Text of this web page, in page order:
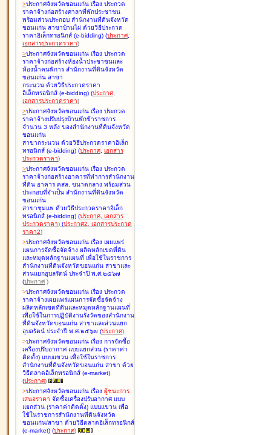
>ประกาศจังหวัดขอนแก่น เรื่อง ประกวด
ราคาจ้างก่อสร้างศาลาที่พักประชาชน
พร้อมส่วนประกอบ สำนักงานที่ดินจังหวัด
ขอนแก่น สาขาบ้านไผ่ ด้วยวิธีประกวด
ราคาอิเล็กทรอนิกส์ (e-bidding) (ประกาศ,
เอกสารประกวดราคา)
>ประกาศจังหวัดขอนแก่น เรื่อง ประกวด
ราคาจ้างก่อสร้างห้องน้ำประชาชนและ
ห้องน้ำคนพิการ สำนักงานที่ดินจังหวัด
ขอนแก่น สาขา
กระนวน ด้วยวิธีประกวดราคา
อิเล็กทรอนิกส์ (e-bidding) (ประกาศ,
เอกสารประกวดราคา)
>ประกาศจังหวัดขอนแก่น เรื่อง ประกวด
ราคาจ้างปรับปรุงบ้านพักข้าราชการ
จำนวน 3 หลัง ของสำนักงานที่ดินจังหวัด
ขอนแก่น
สาขากระนวน ด้วยวิธีประกวดราคาอิเล็ก
ทรอนิกส์ (e-bidding) (ประกาศ, เอกสาร
ประกวดราคา)
>ประกาศจังหวัดขอนแก่น เรื่อง ประกวด
ราคาจ้างก่อสร้างอาคารที่ทำการสำนักงาน
ที่ดิน อาคาร คสล. ขนาดกลาง พร้อมส่วน
ประกอบที่จำเป็น สำนักงานที่ดินจังหวัด
ขอนแก่น
สาขาชุมแพ ด้วยวิธีประกวดราคาอิเล็ก
ทรอนิกส์ (e-bidding) (ประกาศ, เอกสาร
ประกวดราคา) (ประกาศ2, เอกสารประกวด
ราคา2)
>ประกาศจังหวัดขอนแก่น เรื่อง เผยแพร่
แผนการจัดซื้อจัดจ้าง ผลิตหลักเขตที่ดิน
และหมุดหลักฐานแผนที่ เพื่อใช้ในราชการ
สำนักงานที่ดินจังหวัดขอนแก่น สาขาและ
ส่วนแยกอุบลรัตน์ ประจำปี พ.ศ.๒๕๖๗
(ประกาศ )
>ประกาศจังหวัดขอนแก่น เรื่อง ประกวด
ราคาจ้างเผยแพร่แผนการจัดซื้อจัดจ้าง
ผลิตหลักเขตที่ดินและหมุดหลักฐานแผนที่
เพื่อใช้ในการปฏิบัติงานรังวัดของสำนักงาน
ที่ดินจังหวัดขอนแก่น สาขาและส่วนแยก
อุบลรัตน์ ประจำปี พ.ศ.๒๕๖๗ (ประกาศ)
>ประกาศจังหวัดขอนแก่น เรื่อง การจัดซื้อ
เครื่องปรับอากาศ แบบแยกส่วน (ราคาค่า
ติดตั้ง) แบบแขวน เพื่อใช้ในราชการ
สำนักงานที่ดินจังหวัดขอนแก่น สาขา ด้วย
วิธีตลาดอิเล็กทรอนิกส์ (e-market)
(ประกาศ)
>ประกาศจังหวัดขอนแก่น เรื่อง ผู้ชนะการ
เสนอราคา จัดซื้อเครื่องปรับอากาศ แบบ
แยกส่วน (ราคาค่าติดตั้ง) แบบแขวน เพื่อ
ใช้ในราชการสำนักงานที่ดินจังหวัด
ขอนแก่น/สาขา ด้วยวิธีตลาดอิเล็กทรอนิกส์
(e-market) (ประกาศ)